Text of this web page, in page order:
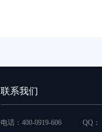
联系我们
电话：400-0919-606 QQ：